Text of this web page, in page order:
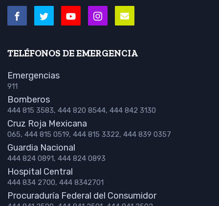
TELÉFONOS DE EMERGENCIA
Emergencias
911
Bomberos
444 815 3583, 444 820 8544, 444 842 3130
Cruz Roja Mexicana
065, 444 815 0519, 444 815 3322, 444 839 0357
Guardia Nacional
444 824 0891, 444 824 0893
Hospital Central
444 834 2700, 444 8342701
Procuraduría Federal del Consumidor